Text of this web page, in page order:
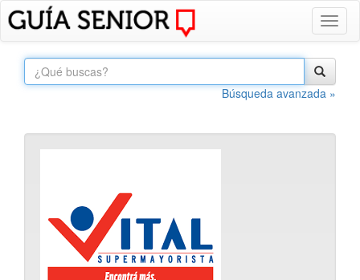
Búsqueda avanzada »